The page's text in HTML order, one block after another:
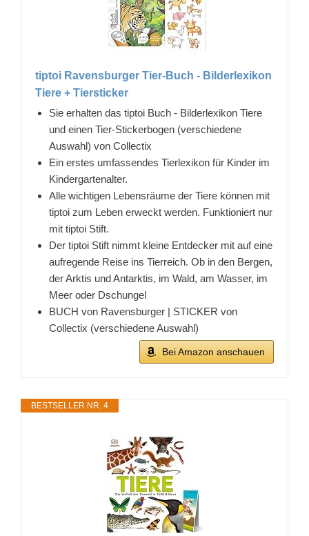
tiptoi Ravensburger Tier-Buch - Bilderlexikon
Tiere + Tiersticker
Sie erhalten das tiptoi Buch - Bilderlexikon Tiere
und einen Tier-Stickerbogen (verschiedene
Auswahl) von Collectix
Ein erstes umfassendes Tierlexikon für Kinder im
Kindergartenalter.
Alle wichtigen Lebensräume der Tiere können mit
tiptoi zum Leben erweckt werden. Funktioniert nur
mit tiptoi Stift.
Der tiptoi Stift nimmt kleine Entdecker mit auf eine
aufregende Reise ins Tierreich. Ob in den Bergen,
der Arktis und Antarktis, im Wald, am Wasser, im
Meer oder Dschungel
BUCH von Ravensburger | STICKER von
Collectix (verschiedene Auswahl)
Bei Amazon anschauen
BESTSELLER NR. 4